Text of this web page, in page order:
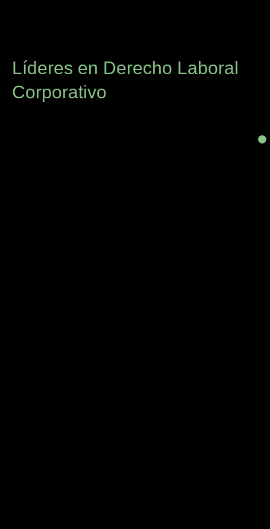
Líderes en Derecho Laboral
Corporativo